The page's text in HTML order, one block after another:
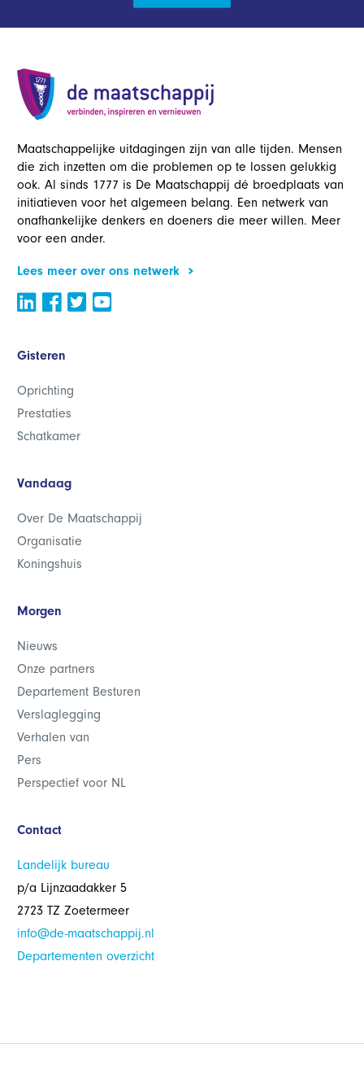
Maatschappelijke uitdagingen zijn van alle tijden. Mensen
die zich inzetten om die problemen op te lossen gelukkig
ook. Al sinds 1777 is De Maatschappij dé broedplaats van
initiatieven voor het algemeen belang. Een netwerk van
onafhankelijke denkers en doeners die meer willen. Meer
voor een ander.
Lees meer over ons netwerk
Gisteren
Oprichting
Prestaties
Schatkamer
Vandaag
Over De Maatschappij
Organisatie
Koningshuis
Morgen
Nieuws
Onze partners
Departement Besturen
Verslaglegging
Verhalen van
Pers
Perspectief voor NL
Contact
Landelijk bureau
p/a Lijnzaadakker 5
2723 TZ Zoetermeer
info@de-maatschappij.nl
Departementen overzicht